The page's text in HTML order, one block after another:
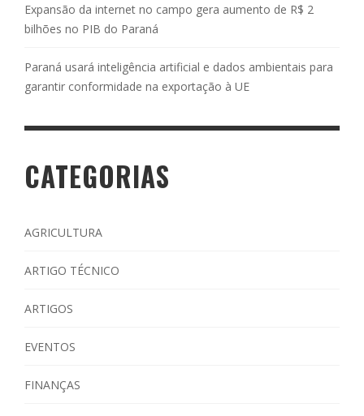
Expansão da internet no campo gera aumento de R$ 2
bilhões no PIB do Paraná
Paraná usará inteligência artificial e dados ambientais para
garantir conformidade na exportação à UE
CATEGORIAS
AGRICULTURA
ARTIGO TÉCNICO
ARTIGOS
EVENTOS
FINANÇAS